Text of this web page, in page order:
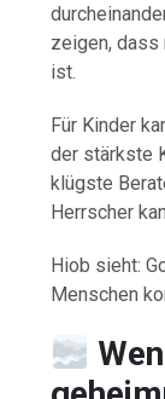
zeigen, dass
ist.
Für Kinder
der stärkste
klügste
Herrscher
Hiob sieht:
Menschen